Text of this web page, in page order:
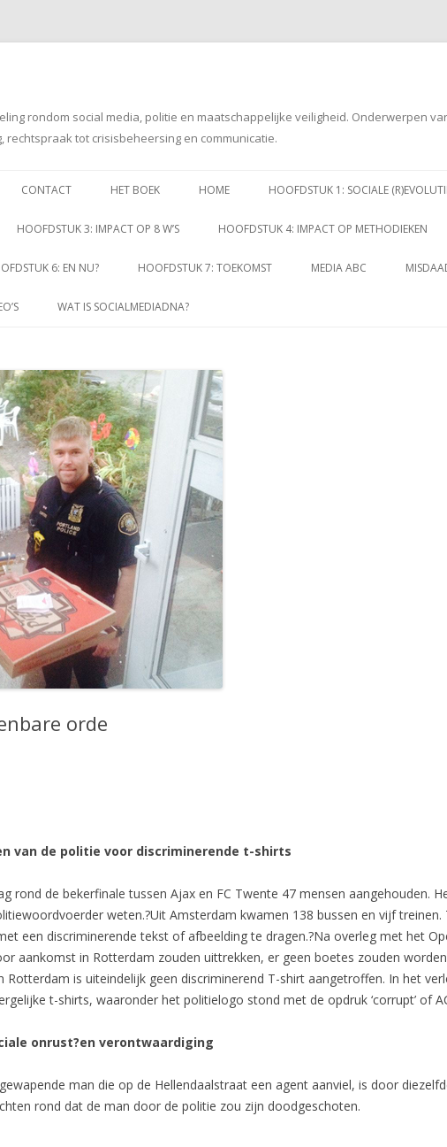
rondom social media, politie en maatschappelijke veiligheid. Onderwerpen
tot crisisbeheersing en communicatie.
naar
CONTACT HET BOEK HOME HOOFDSTUK 1: SOCIALE
HOOFDSTUK 3: IMPACT OP 8 W’S HOOFDSTUK 4: IMPACT OP METHODIEKEN
6: EN NU? HOOFDSTUK 7: TOEKOMST MEDIA ABC
WAT IS SOCIALMEDIADNA?
orde
van de politie voor discriminerende t-shirts
rond de bekerfinale tussen Ajax en FC Twente 47 mensen aangehouden.
weten.?Uit Amsterdam kwamen 138 bussen en vijf
een discriminerende tekst of afbeelding te dragen.?Na overleg met het
aankomst in Rotterdam zouden uittrekken, er geen boetes zouden
is uiteindelijk geen discriminerend T-shirt aangetroffen. In het
t-shirts, waaronder het politielogo stond met de opdruk ‘corrupt’ of
onrust?en verontwaardiging
man die op de Hellendaalstraat een agent aanviel, is door
rond dat de man door de politie zou zijn doodgeschoten.